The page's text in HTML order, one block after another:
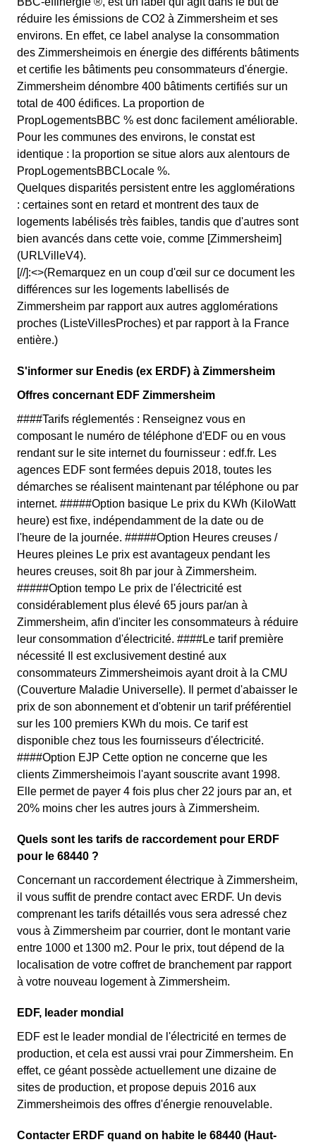
réduire les émissions de CO2 à Zimmersheim et ses
environs. En effet, ce label analyse la consommation
des Zimmersheimois en énergie des différents bâtiments
et certifie les bâtiments peu consommateurs d'énergie.
Zimmersheim dénombre 400 bâtiments certifiés sur un
total de 400 édifices. La proportion de
PropLogementsBBC % est donc facilement améliorable.
Pour les communes des environs, le constat est
identique : la proportion se situe alors aux alentours de
PropLogementsBBCLocale %.
Quelques disparités persistent entre les agglomérations
: certaines sont en retard et montrent des taux de
logements labélisés très faibles, tandis que d'autres sont
bien avancés dans cette voie, comme [Zimmersheim]
(URLVilleV4).
[//]:<>(Remarquez en un coup d'œil sur ce document les
différences sur les logements labellisés de
Zimmersheim par rapport aux autres agglomérations
proches (ListeVillesProches) et par rapport à la France
entière.)
S'informer sur Enedis (ex ERDF) à Zimmersheim
Offres concernant EDF Zimmersheim
####Tarifs réglementés : Renseignez vous en
composant le numéro de téléphone d'EDF ou en vous
rendant sur le site internet du fournisseur : edf.fr. Les
agences EDF sont fermées depuis 2018, toutes les
démarches se réalisent maintenant par téléphone ou par
internet. #####Option basique Le prix du KWh (KiloWatt
heure) est fixe, indépendamment de la date ou de
l'heure de la journée. #####Option Heures creuses /
Heures pleines Le prix est avantageux pendant les
heures creuses, soit 8h par jour à Zimmersheim.
#####Option tempo Le prix de l'électricité est
considérablement plus élevé 65 jours par/an à
Zimmersheim, afin d'inciter les consommateurs à réduire
leur consommation d'électricité. ####Le tarif première
nécessité Il est exclusivement destiné aux
consommateurs Zimmersheimois ayant droit à la CMU
(Couverture Maladie Universelle). Il permet d'abaisser le
prix de son abonnement et d'obtenir un tarif préférentiel
sur les 100 premiers KWh du mois. Ce tarif est
disponible chez tous les fournisseurs d'électricité.
####Option EJP Cette option ne concerne que les
clients Zimmersheimois l'ayant souscrite avant 1998.
Elle permet de payer 4 fois plus cher 22 jours par an, et
20% moins cher les autres jours à Zimmersheim.
Quels sont les tarifs de raccordement pour ERDF
pour le 68440 ?
Concernant un raccordement électrique à Zimmersheim,
il vous suffit de prendre contact avec ERDF. Un devis
comprenant les tarifs détaillés vous sera adressé chez
vous à Zimmersheim par courrier, dont le montant varie
entre 1000 et 1300 m2. Pour le prix, tout dépend de la
localisation de votre coffret de branchement par rapport
à votre nouveau logement à Zimmersheim.
EDF, leader mondial
EDF est le leader mondial de l'électricité en termes de
production, et cela est aussi vrai pour Zimmersheim. En
effet, ce géant possède actuellement une dizaine de
sites de production, et propose depuis 2016 aux
Zimmersheimois des offres d'énergie renouvelable.
Contacter ERDF quand on habite le 68440 (Haut-